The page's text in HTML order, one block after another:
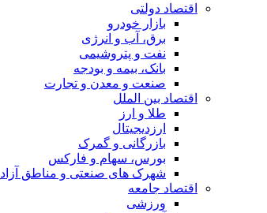
اقتصاد دولتی
بازار خودرو
برق، آب و انرژی
نفت و پتروشیمی
بانک، بیمه و بودجه
صنعت و معدن و تجارت
اقتصاد بین الملل
طلا و ارز
ارزدیجیتال
بازرگانی و گمرک
بورس، سهام و فارکس
شهرک های صنعتی و مناطق آزاد
اقتصاد جامعه
ورزشی